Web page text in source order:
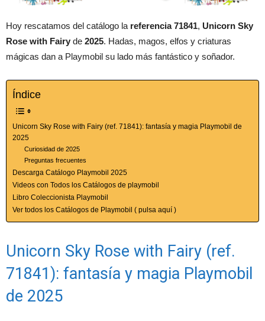
Hoy rescatamos del catálogo la referencia 71841, Unicorn Sky
Rose with Fairy de 2025. Hadas, magos, elfos y criaturas
mágicas dan a Playmobil su lado más fantástico y soñador.
Índice
Unicorn Sky Rose with Fairy (ref. 71841): fantasía y magia Playmobil de
2025
Curiosidad de 2025
Preguntas frecuentes
Descarga Catálogo Playmobil 2025
Videos con Todos los Catálogos de playmobil
Libro Coleccionista Playmobil
Ver todos los Catálogos de Playmobil ( pulsa aquí )
Unicorn Sky Rose with Fairy (ref.
71841): fantasía y magia Playmobil
de 2025